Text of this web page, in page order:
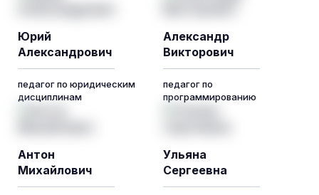
Юрий
Александрович
педагог по юридическим
дисциплинам
Александр
Викторович
педагог по
программированию
Антон
Михайлович
Ульяна
Сергеевна